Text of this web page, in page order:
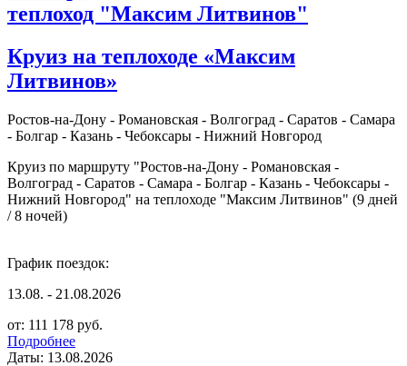
теплоход "Максим Литвинов"
Круиз на теплоходе «Максим
Литвинов»
Ростов-на-Дону - Романовская - Волгоград - Саратов - Самара
- Болгар - Казань - Чебоксары - Нижний Новгород
Круиз по маршруту "Ростов-на-Дону - Романовская -
Волгоград - Саратов - Самара - Болгар - Казань - Чебоксары -
Нижний Новгород" на теплоходе "Максим Литвинов" (9 дней
/ 8 ночей)
График поездок:
13.08. - 21.08.2026
от: 111 178 руб.
Подробнее
Даты: 13.08.2026